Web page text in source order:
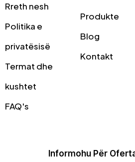
Rreth nesh
Politika e
privatësisë
Termat dhe
kushtet
FAQ's
Produkte
Blog
Kontakt
Informohu Për